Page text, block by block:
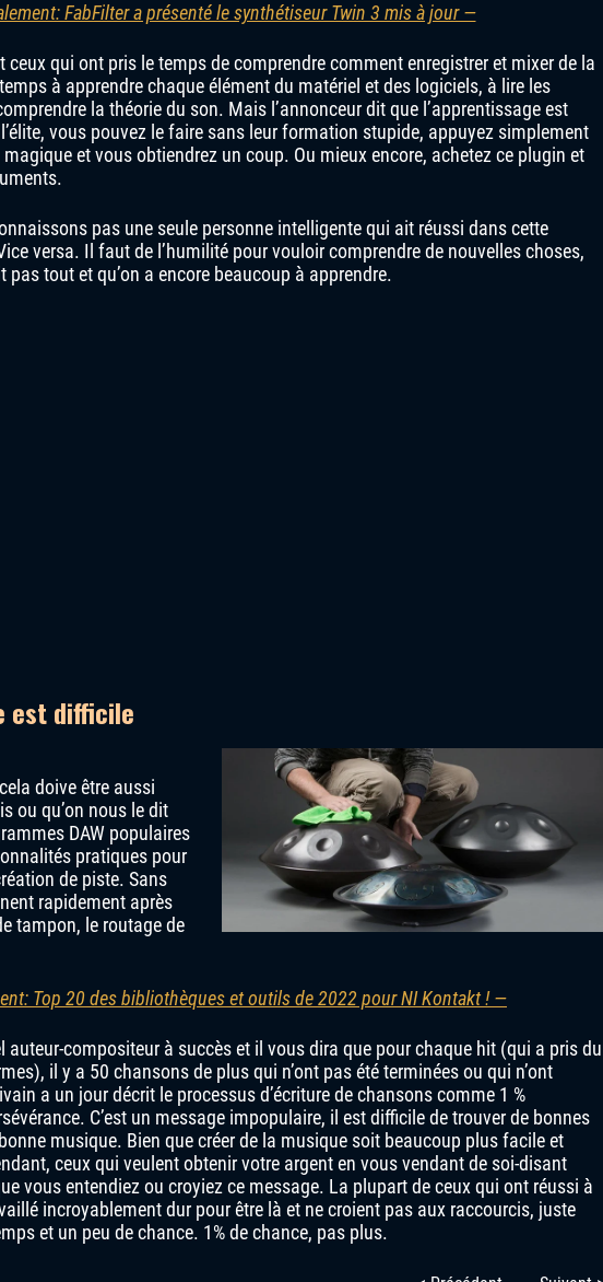
FabFilter a présenté le synthétiseur Twin 3 mis à jour —
ceux qui ont pris le temps de comprendre comment enregistrer et mixer de la
à apprendre chaque élément du matériel et des logiciels, à lire les
la théorie du son. Mais l’annonceur dit que l’apprentissage est
vous pouvez le faire sans leur formation stupide, appuyez simplement
et vous obtiendrez un coup. Ou mieux encore, achetez ce plugin et
pas une seule personne intelligente qui ait réussi dans cette
versa. Il faut de l’humilité pour vouloir comprendre de nouvelles choses,
pas tout et qu’on a encore beaucoup à apprendre.
est difficile
doive être aussi
ou qu’on nous le dit
DAW populaires
pratiques pour
de piste. Sans
rapidement après
tampon, le routage de
Top 20 des bibliothèques et outils de 2022 pour NI Kontakt ! —
auteur-compositeur à succès et il vous dira que pour chaque hit (qui a pris du
il y a 50 chansons de plus qui n’ont pas été terminées ou qui n’ont
a un jour décrit le processus d’écriture de chansons comme 1 %
C’est un message impopulaire, il est difficile de trouver de bonnes
musique. Bien que créer de la musique soit beaucoup plus facile et
ceux qui veulent obtenir votre argent en vous vendant de soi-disant
vous entendiez ou croyiez ce message. La plupart de ceux qui ont réussi à
incroyablement dur pour être là et ne croient pas aux raccourcis, juste
et un peu de chance. 1% de chance, pas plus.